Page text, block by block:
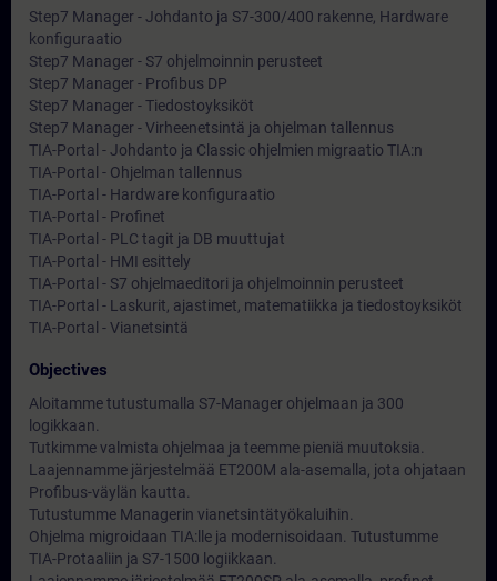
Step7 Manager - Johdanto ja S7-300/400 rakenne, Hardware
konfiguraatio
Step7 Manager - S7 ohjelmoinnin perusteet
Step7 Manager - Profibus DP
Step7 Manager - Tiedostoyksiköt
Step7 Manager - Virheenetsintä ja ohjelman tallennus
TIA-Portal - Johdanto ja Classic ohjelmien migraatio TIA:n
TIA-Portal - Ohjelman tallennus
TIA-Portal - Hardware konfiguraatio
TIA-Portal - Profinet
TIA-Portal - PLC tagit ja DB muuttujat
TIA-Portal - HMI esittely
TIA-Portal - S7 ohjelmaeditori ja ohjelmoinnin perusteet
TIA-Portal - Laskurit, ajastimet, matematiikka ja tiedostoyksiköt
TIA-Portal - Vianetsintä
Objectives
Aloitamme tutustumalla S7-Manager ohjelmaan ja 300
logikkaan.
Tutkimme valmista ohjelmaa ja teemme pieniä muutoksia.
Laajennamme järjestelmää ET200M ala-asemalla, jota ohjataan
Profibus-väylän kautta.
Tutustumme Managerin vianetsintätyökaluihin.
Ohjelma migroidaan TIA:lle ja modernisoidaan. Tutustumme
TIA-Protaaliin ja S7-1500 logiikkaan.